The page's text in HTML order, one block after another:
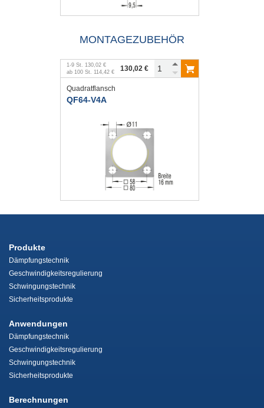
MONTAGEZUBEHÖR
1-9 St. 130,02 €
ab 100 St. 114,42 € 130,02 €
Quadratflansch
QF64-V4A
Produkte
Dämpfungstechnik
Geschwindigkeitsregulierung
Schwingungstechnik
Sicherheitsprodukte
Anwendungen
Dämpfungstechnik
Geschwindigkeitsregulierung
Schwingungstechnik
Sicherheitsprodukte
Berechnungen